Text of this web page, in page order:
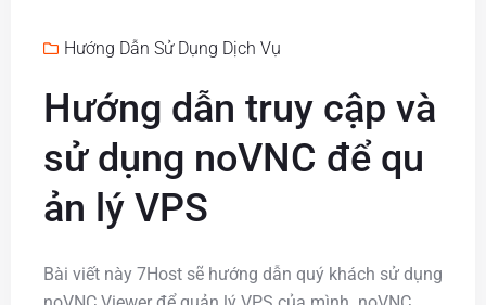
Hướng Dẫn Sử Dụng Dịch Vụ
Hướng dẫn truy cập và
sử dụng noVNC để qu
ản lý VPS
Bài viết này 7Host sẽ hướng dẫn quý khách sử dụng